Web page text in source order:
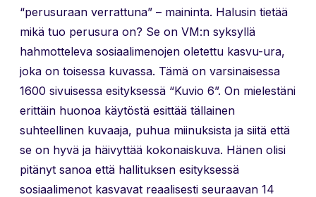
“perusuraan verrattuna” – maininta. Halusin tietää
mikä tuo perusura on? Se on VM:n syksyllä
hahmotteleva sosiaalimenojen oletettu kasvu-ura,
joka on toisessa kuvassa. Tämä on varsinaisessa
1600 sivuisessa esityksessä “Kuvio 6”. On mielestäni
erittäin huonoa käytöstä esittää tällainen
suhteellinen kuvaaja, puhua miinuksista ja siitä että
se on hyvä ja häivyttää kokonaiskuva. Hänen olisi
pitänyt sanoa että hallituksen esityksessä
sosiaalimenot kasvavat reaalisesti seuraavan 14